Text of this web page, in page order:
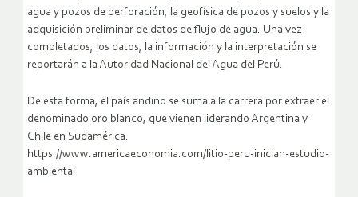
agua y pozos de perforación, la geofísica de pozos y suelos y la
adquisición preliminar de datos de flujo de agua. Una vez
completados, los datos, la información y la interpretación se
reportarán a la Autoridad Nacional del Agua del Perú.
De esta forma, el país andino se suma a la carrera por extraer el
denominado oro blanco, que vienen liderando Argentina y
Chile en Sudamérica.
https://www.americaeconomia.com/litio-peru-inician-estudio-
ambiental